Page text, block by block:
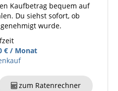
Kaufbetrag bequem auf
Du siehst sofort, ob
wurde.
€ / Monat
zum Ratenrechner